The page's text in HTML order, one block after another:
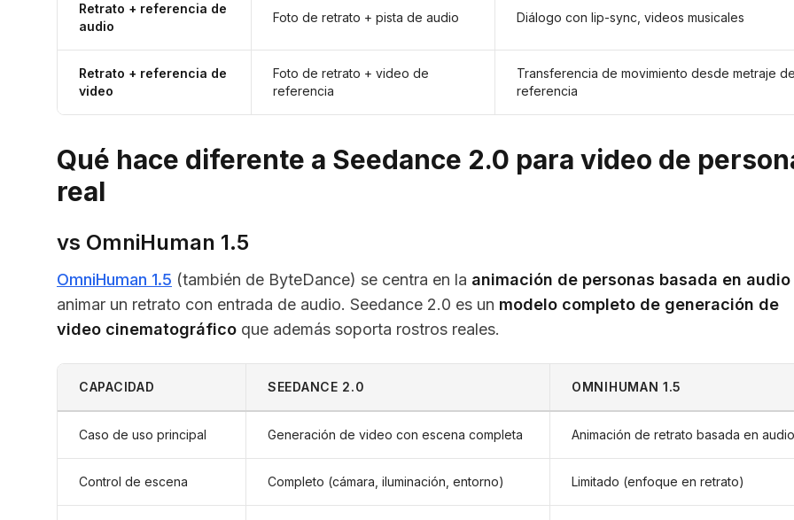
Retrato + referencia de
audio
Foto de retrato + pista de audio Diálogo con lip-sync, videos musicales
Retrato + referencia de
video
Foto de retrato + video de
referencia
Transferencia de movimiento desde metraje
referencia
Qué hace diferente a Seedance 2.0 para video de
real
vs OmniHuman 1.5
OmniHuman 1.5 (también de ByteDance) se centra en la animación de personas basada en audio
animar un retrato con entrada de audio. Seedance 2.0 es un modelo completo de generación de
video cinematográfico que además soporta rostros reales.
CAPACIDAD SEEDANCE 2.0 OMNIHUMAN 1.5
Caso de uso principal Generación de video con escena completa Animación de retrato basada en audio
Control de escena Completo (cámara, iluminación, entorno) Limitado (enfoque en retrato)